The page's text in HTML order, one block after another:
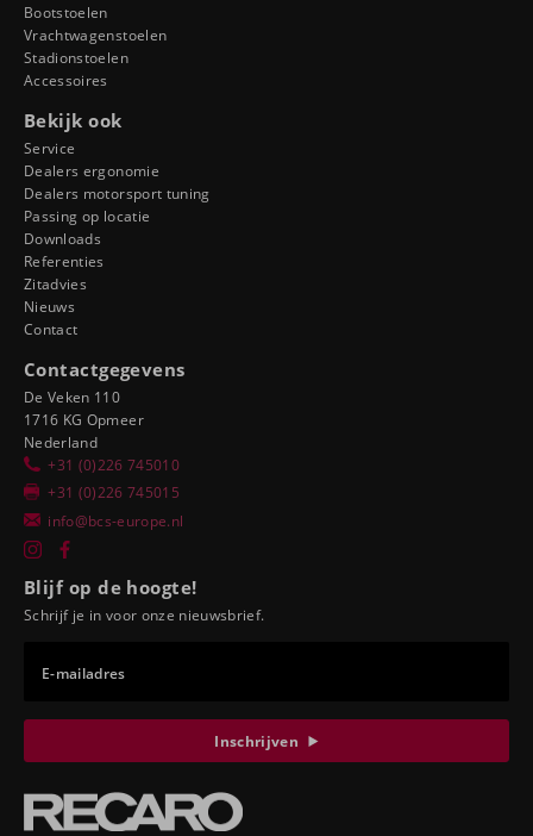
Bootstoelen
Vrachtwagenstoelen
Stadionstoelen
Accessoires
Bekijk ook
Service
Dealers ergonomie
Dealers motorsport tuning
Passing op locatie
Downloads
Referenties
Zitadvies
Nieuws
Contact
Contactgegevens
De Veken 110
1716 KG Opmeer
Nederland
+31 (0)226 745010
+31 (0)226 745015
info@bcs-europe.nl
Blijf op de hoogte!
Schrijf je in voor onze nieuwsbrief.
E-mailadres
Inschrijven